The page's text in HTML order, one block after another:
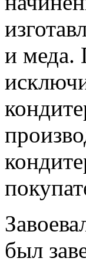
и меда.
был